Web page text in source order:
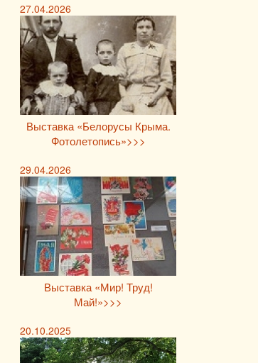
27.04.2026
Выставка «Белорусы Крыма.
Фотолетопись»>>>
29.04.2026
Выставка «Мир! Труд!
Май!»>>>
20.10.2025